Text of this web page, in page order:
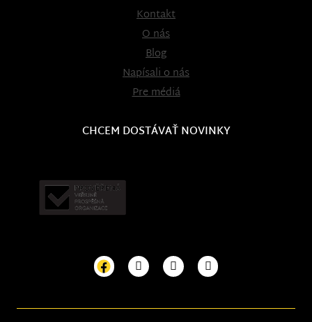
Kontakt
O nás
Blog
Napísali o nás
Pre médiá
CHCEM DOSTÁVAŤ NOVINKY